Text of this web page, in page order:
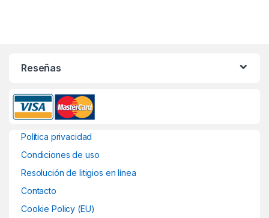
Reseñas
Política privacidad
Condiciones de uso
Resolución de litigios en línea
Contacto
Cookie Policy (EU)